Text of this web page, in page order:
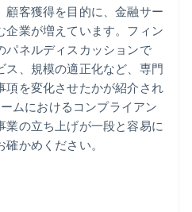
ショナルサー
セクター
ム
Marketplace
顧客獲得を目的に、金融サー
企業が増えています。フィン
パネルディスカッションで
ス、規模の適正化など、専門
項を変化させたかが紹介され
ムにおけるコンプライアン
業の立ち上げが一段と容易に
かめください。